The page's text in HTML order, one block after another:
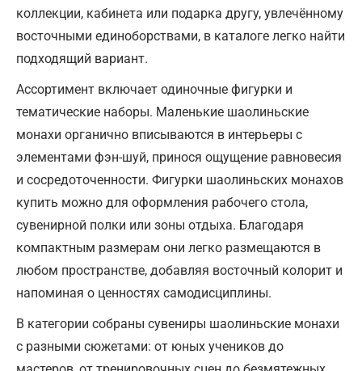
коллекции, кабинета или подарка другу, увлечённому
восточными единоборствами, в каталоге легко найти
подходящий вариант.
Ассортимент включает одиночные фигурки и
тематические наборы. Маленькие шаолиньские
монахи органично вписываются в интерьеры с
элементами фэн-шуй, принося ощущение равновесия
и сосредоточенности. Фигурки шаолиньских монахов
купить можно для оформления рабочего стола,
сувенирной полки или зоны отдыха. Благодаря
компактным размерам они легко размещаются в
любом пространстве, добавляя восточный колорит и
напоминая о ценностях самодисциплины.
В категории собраны сувениры шаолиньские монахи
с разными сюжетами: от юных учеников до